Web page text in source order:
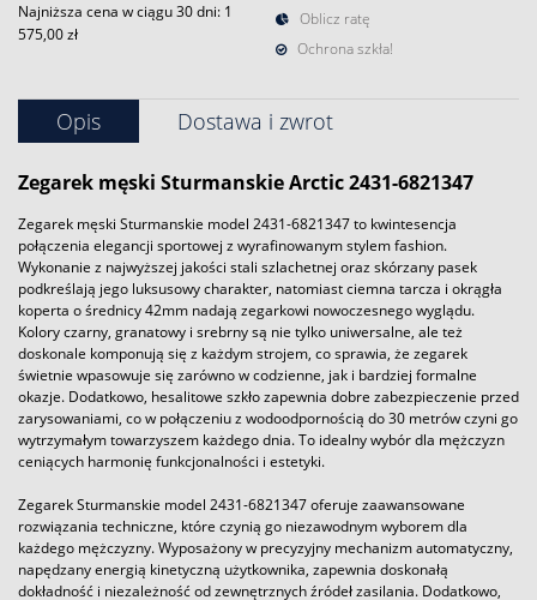
Najniższa cena w ciągu 30 dni: 1
575,00 zł
Oblicz ratę
Ochrona szkła!
Opis Dostawa i zwrot
Zegarek męski SturmanskieArctic 2431-6821347
Zegarek męski Sturmanskie model 2431-6821347 to kwintesencja
połączenia elegancji sportowej z wyrafinowanym stylem fashion.
Wykonanie z najwyższej jakości stali szlachetnej oraz skórzany pasek
podkreślają jego luksusowy charakter, natomiast ciemna tarcza i okrągła
koperta o średnicy 42mm nadają zegarkowi nowoczesnego wyglądu.
Kolory czarny, granatowy i srebrny są nie tylko uniwersalne, ale też
doskonale komponują się z każdym strojem, co sprawia, że zegarek
świetnie wpasowuje się zarówno w codzienne, jak i bardziej formalne
okazje. Dodatkowo, hesalitowe szkło zapewnia dobre zabezpieczenie przed
zarysowaniami, co w połączeniu z wodoodpornością do 30 metrów czyni go
wytrzymałym towarzyszem każdego dnia. To idealny wybór dla mężczyzn
ceniących harmonię funkcjonalności i estetyki.
Zegarek Sturmanskie model 2431-6821347 oferuje zaawansowane
rozwiązania techniczne, które czynią go niezawodnym wyborem dla
każdego mężczyzny. Wyposażony w precyzyjny mechanizm automatyczny,
napędzany energią kinetyczną użytkownika, zapewnia doskonałą
dokładność i niezależność od zewnętrznych źródeł zasilania. Dodatkowo,